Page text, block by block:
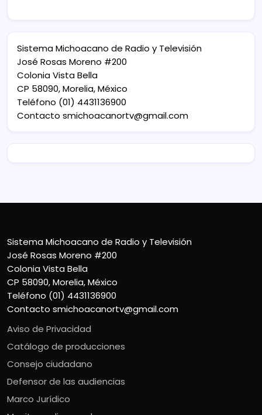
Sistema Michoacano de Radio y Televisión
José Rosas Moreno #200
Colonia Vista Bella
CP 58090, Morelia, México
Teléfono (01) 4431136900
Contacto smichoacanortv@gmail.com
Sistema Michoacano de Radio y Televisión
José Rosas Moreno #200
Colonia Vista Bella
CP 58090, Morelia, México
Teléfono (01) 4431136900
Contacto smichoacanortv@gmail.com
Aviso de Privacidad
Catálogo de producciones
Consejo ciudadano
Defensor de las audiencias
Marco Jurídico